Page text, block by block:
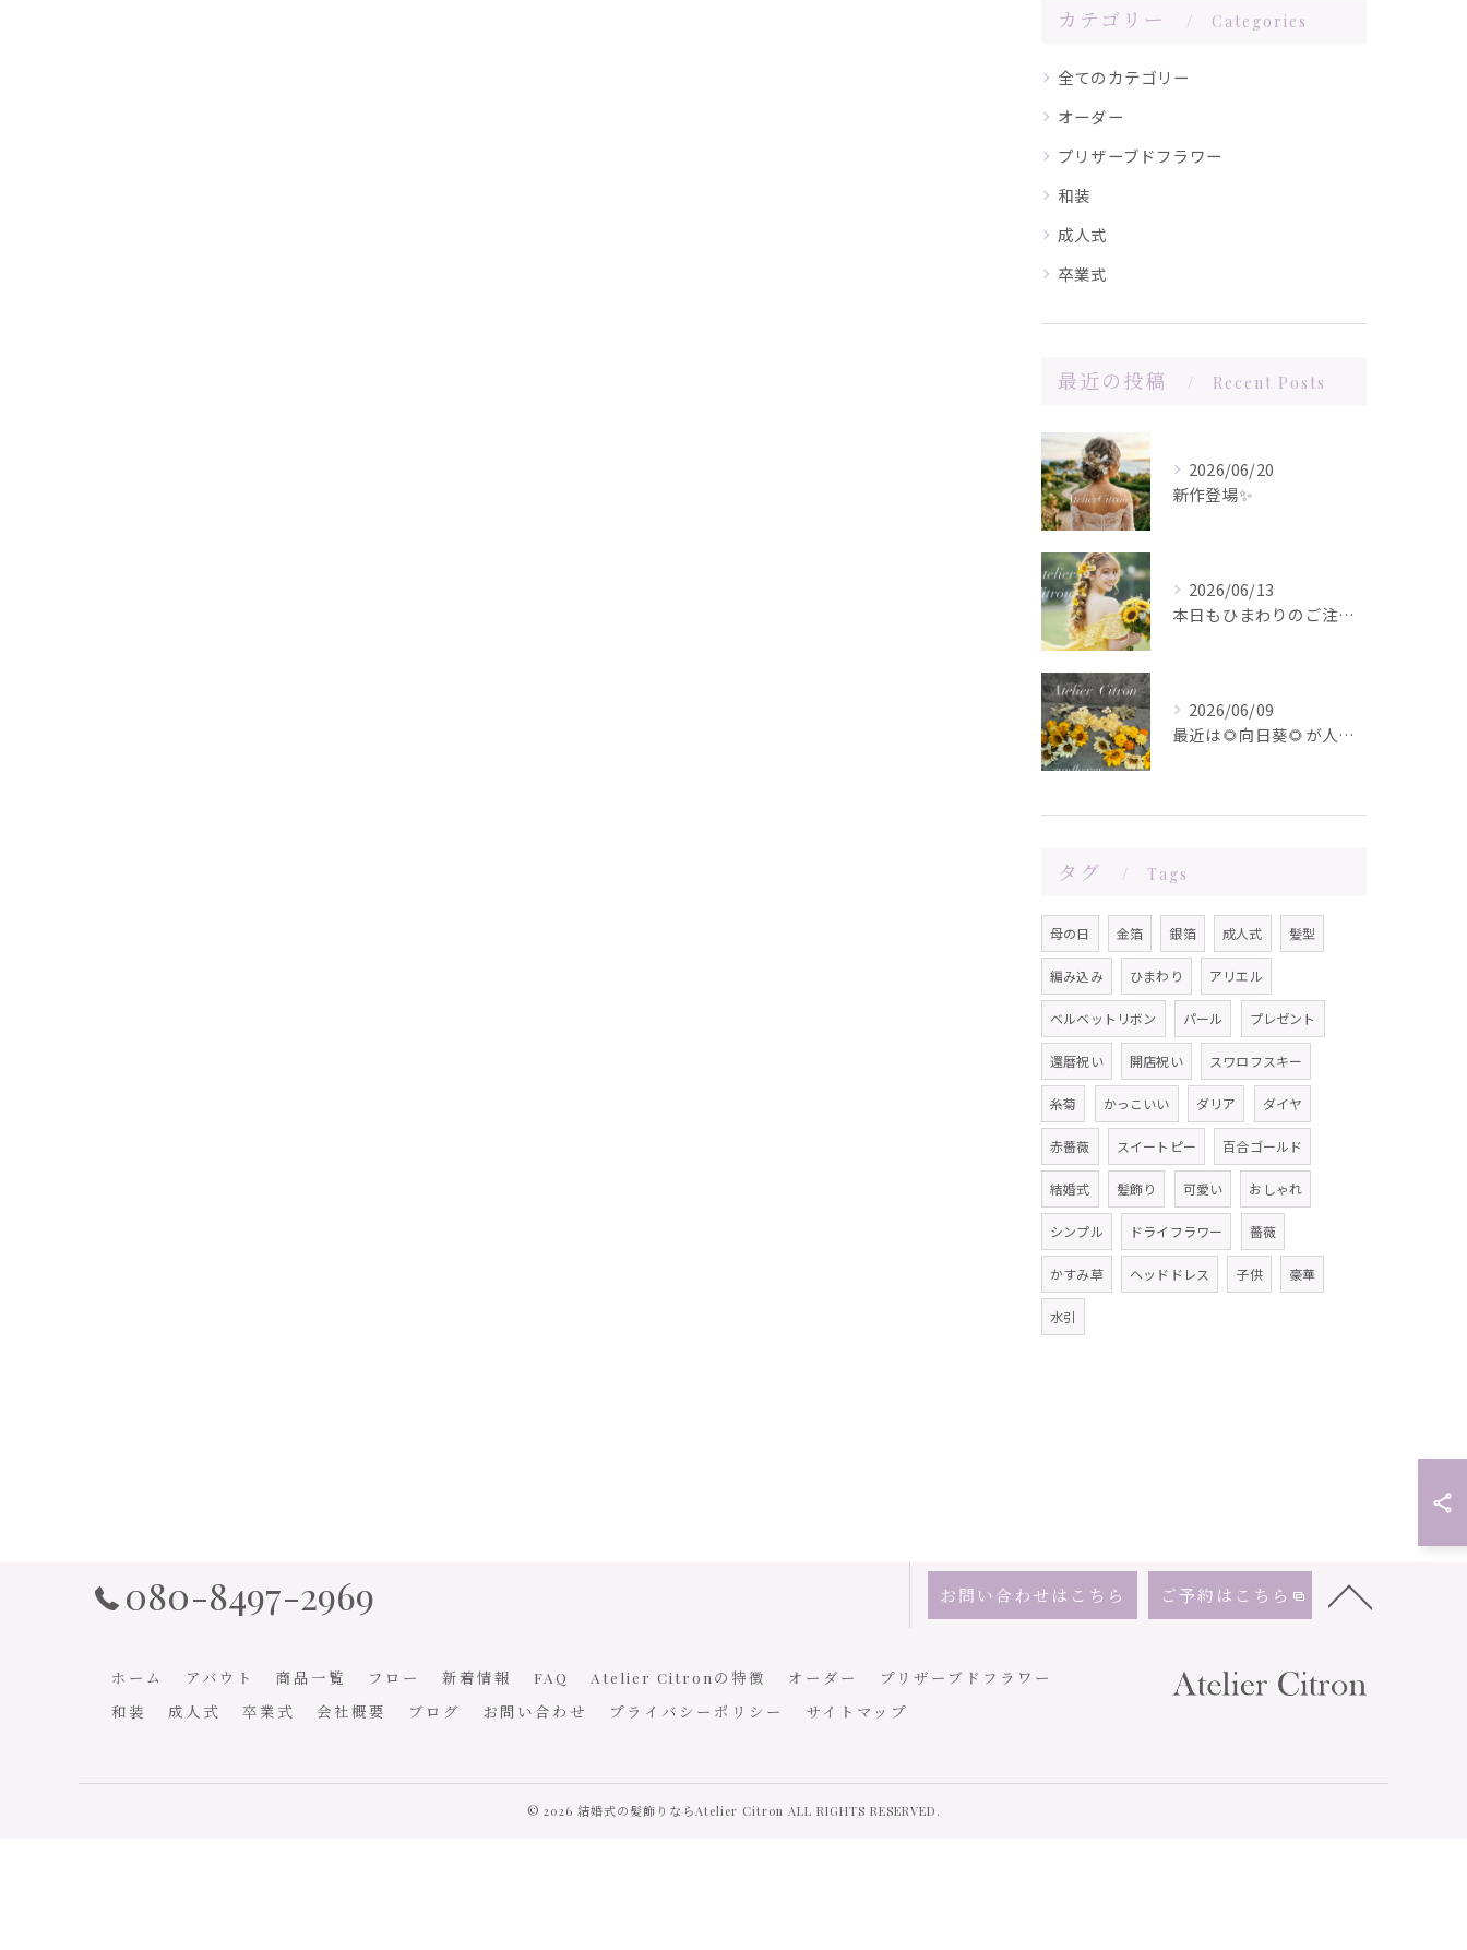
カテゴリー Categories
全てのカテゴリー
オーダー
プリザーブドフラワー
和装
成人式
卒業式
最近の投稿 Recent Posts
2026/06/20
新作登場✨️
2026/06/13
本日もひまわりのご注文ありがとうございます✨️
2026/06/09
最近は🌻向日葵🌻が人気です！在庫が少なくなってきました！お問...
タグ Tags
母の日 金箔 銀箔 成人式 髪型
編み込み ひまわり アリエル
ベルベットリボン パール プレゼント
還暦祝い 開店祝い スワロフスキー
糸菊 かっこいい ダリア ダイヤ
赤薔薇 スイートピー 百合ゴールド
結婚式 髪飾り 可愛い おしゃれ
シンプル ドライフラワー 薔薇
かすみ草 ヘッドドレス 子供 豪華
水引
080-8497-2969 お問い合わせはこちら ご予約はこちら
ホーム アバウト 商品一覧 フロー 新着情報 FAQ Atelier Citronの特徴 オーダー
プリザーブドフラワー
和装
成人式 卒業式 会社概要 ブログ お問い合わせ プライバシーポリシー サイトマップ
© 2026 結婚式の髪飾りならAtelier Citron ALL RIGHTS RESERVED.